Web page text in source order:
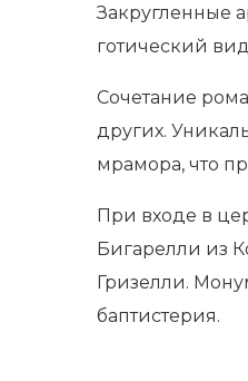
Закругленные
готический
Сочетание
других.
мрамора, что
При входе в
Бигарелли из
Гризелли.
баптистерия.